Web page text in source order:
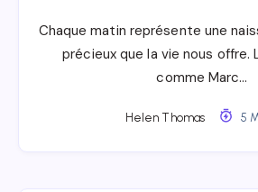
Chaque matin représente une
précieux que la vie nous offre.
comme Marc…
Helen Thomas 5